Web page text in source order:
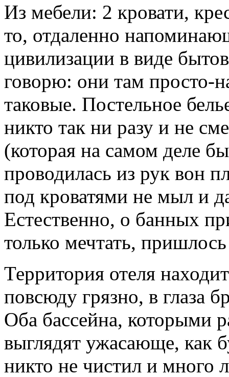
Из мебели: 2 кровати,
то, отдаленно
цивилизации в виде
говорю: они там просто-
таковые. Постельное
никто так ни разу и не
(которая на самом деле
проводилась из рук вон
под кроватями не мыл и
Естественно, о банных
только мечтать,
Территория отеля
повсюду грязно, в глаза
Оба бассейна, которыми
выглядят ужасающе, как
никто не чистил и много